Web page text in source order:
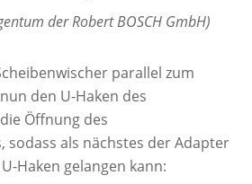
der Robert BOSCH GmbH)
parallel zum
den U-Haken des
Öffnung des
sodass als nächstes der Adapter
Haken gelangen kann: